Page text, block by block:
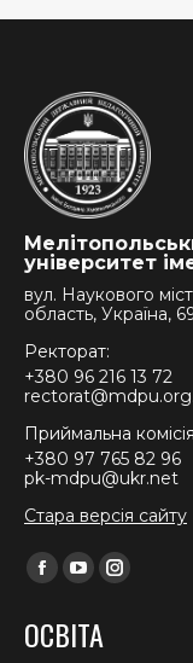
університет
вул. Наукового
область, Україна,
Ректорат:
+380 96 216 13 72
Приймальна
+380 97 765 82 96
pk-mdpu@ukr.net
Стара версія сайту
Find us on:
Facebook
opens
YouTube
opens
Instagram
ОСВІТА